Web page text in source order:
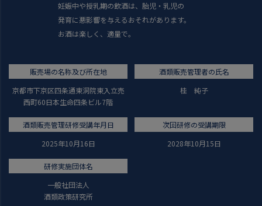
妊娠中や授乳期の飲酒は、胎児・乳児の
発育に悪影響を与えるおそれがあります。
お酒は楽しく、適量で。
販売場の名称及び所在地
京都市下京区四条通東洞院東入立売
西町60日本生命四条ビル7階
酒類販売管理者の氏名
桂 純子
酒類販売管理研修受講年月日
2025年10月16日
次回研修の受講期限
2028年10月15日
研修実施団体名
一般社団法人
酒類政策研究所